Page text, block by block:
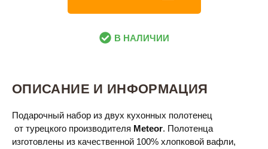
В НАЛИЧИИ
ОПИСАНИЕ И ИНФОРМАЦИЯ
Подарочный набор из двух кухонных полотенец
от турецкого производителя Meteor. Полотенца
изготовлены из качественной 100% хлопковой вафли,